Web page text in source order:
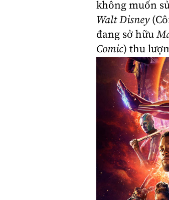
không muốn
Walt Disney
đang sở hữu
Comic) thu